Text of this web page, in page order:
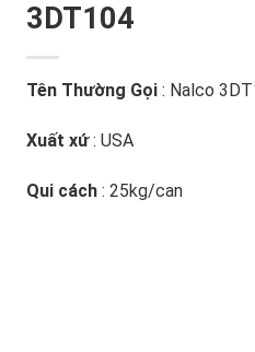
3DT104
Tên Thường Gọi : Nalco
Xuất xứ: USA
Qui cách : 25kg/can